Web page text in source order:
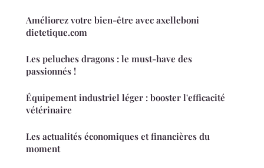
Améliorez votre bien-être avec axelleboni
dietetique.com
Les peluches dragons : le must-have des
passionnés !
Équipement industriel léger : booster l'efficacité
vétérinaire
Les actualités économiques et financières du
moment